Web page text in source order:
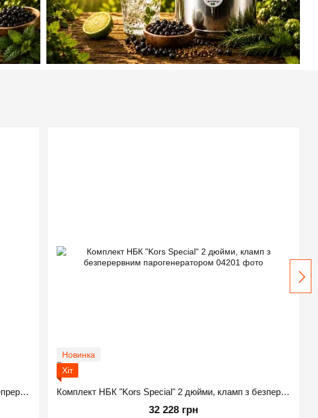
Комплект НБК "Kors Special" 3 дюйми кламп із непреривним парогенератором
Новинка
Хіт
Комплект НБК "Kors Special" 2 дюйми, кламп з безперервним парогенератором
32 228 грн